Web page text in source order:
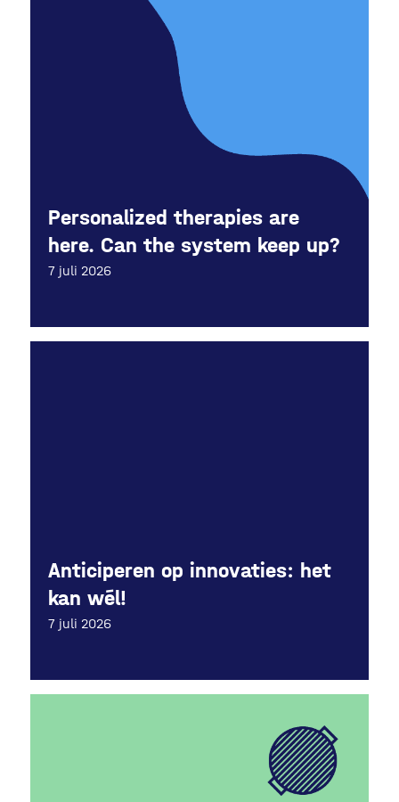
Personalized therapies are
here. Can the system keep up?
7 juli 2026
Anticiperen op innovaties: het
kan wél!
7 juli 2026